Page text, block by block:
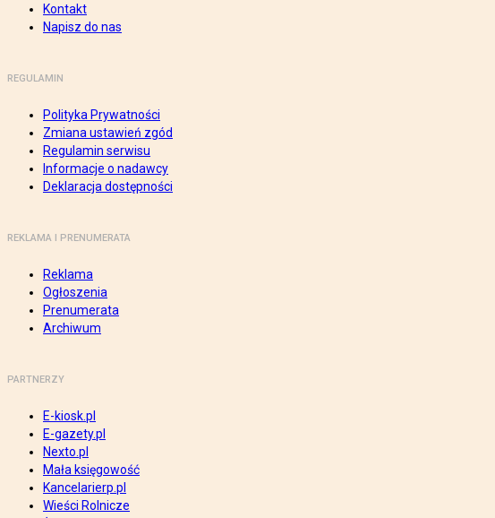
Kontakt
Napisz do nas
REGULAMIN
Polityka Prywatności
Zmiana ustawień zgód
Regulamin serwisu
Informacje o nadawcy
Deklaracja dostępności
REKLAMA I PRENUMERATA
Reklama
Ogłoszenia
Prenumerata
Archiwum
PARTNERZY
E-kiosk.pl
E-gazety.pl
Nexto.pl
Mała księgowość
Kancelarierp.pl
Wieści Rolnicze